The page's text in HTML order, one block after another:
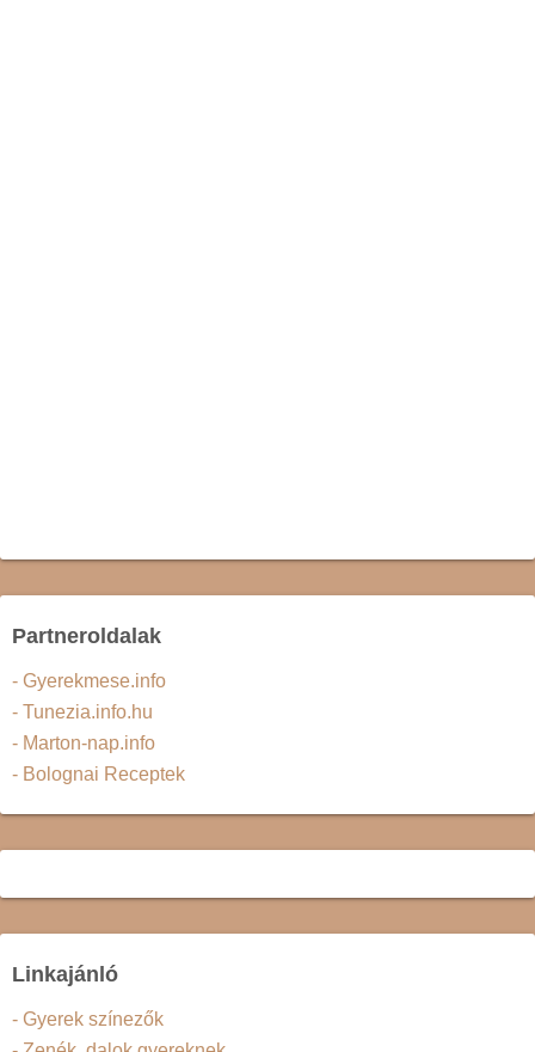
Partneroldalak
- Gyerekmese.info
- Tunezia.info.hu
- Marton-nap.info
- Bolognai Receptek
Linkajánló
- Gyerek színezők